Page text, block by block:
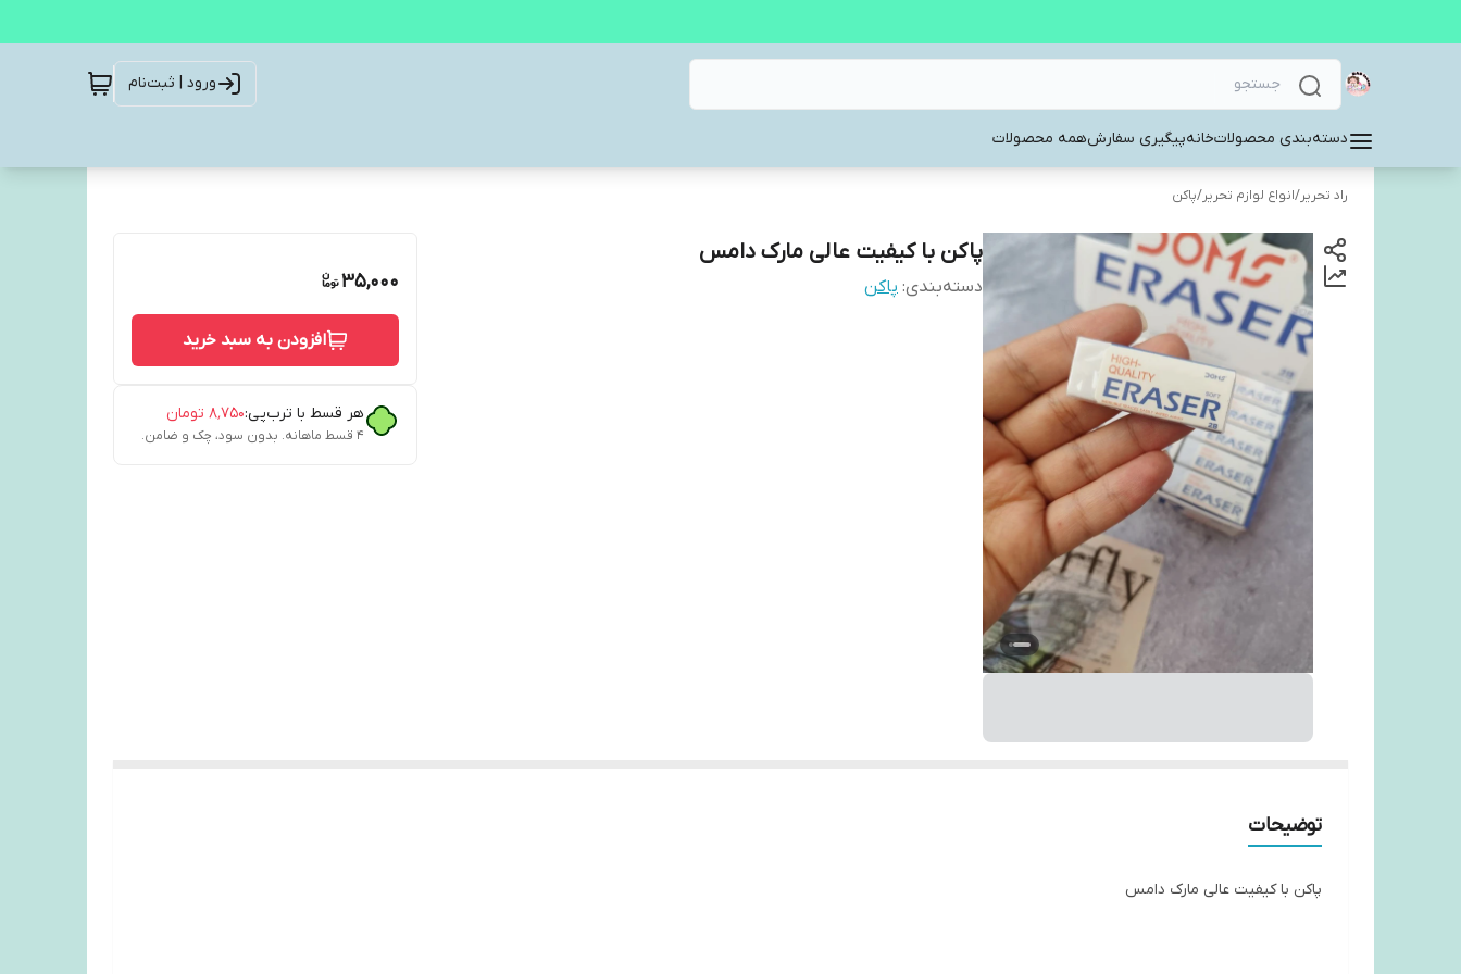
ورود | ثبت‌نام
دسته‌بندی محصولاتخانهپیگیری سفارشهمه محصولات
راد تحریر/انواع لوازم تحریر/پاکن
پاکن با کیفیت عالی مارک دامس
دسته‌بندی: پاکن 35,000
افزودن به سبد خرید
هر قسط با ترب‌پی:۸٬۷۵۰ تومان
۴ قسط ماهانه. بدون سود، چک و ضامن.
توضیحات
پاکن با کیفیت عالی مارک دامس